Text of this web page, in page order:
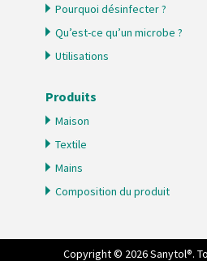
Pourquoi désinfecter ?
Qu’est-ce qu’un microbe ?
Utilisations
Produits
Maison
Textile
Mains
Composition du produit
Copyright © 2026 Sanytol®.